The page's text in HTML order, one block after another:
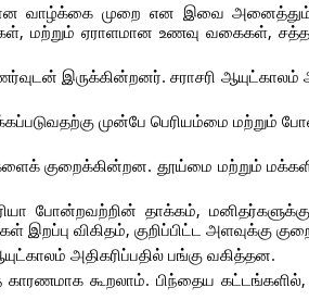
வாழ்க்கை முறை என இவை
மற்றும் ஏராளமான உணவு வகைகள்,
இருக்கின்றனர். சராசரி ஆயுட்காலம்
முன்பே பெரியம்மை மற்றும்
குறைக்கின்றன. தூய்மை மற்றும்
போன்றவற்றின் தாக்கம்,
விகிதம், குறிப்பிட்ட அளவுக்கு
அதிகரிப்பதில் பங்கு வகித்தன.
காரணமாக கூறலாம். பிந்தைய